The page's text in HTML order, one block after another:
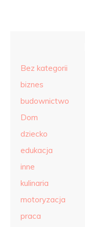
Bez kategorii
biznes
budownictwo
Dom
dziecko
edukacja
inne
kulinaria
motoryzacja
praca